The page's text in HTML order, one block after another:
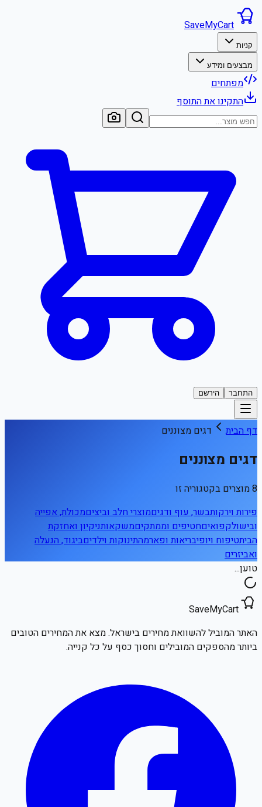
SaveMyCart
קניות
מבצעים ומידע
מפתחים
התקינו את התוסף
התחבר הירשם
דף הבית דגים מצוננים
דגים מצוננים
8 מוצרים בקטגוריה זו
פירות וירקותבשר, עוף ודגיםמוצרי חלב וביציםמכולת, אפייה
ובישולקפואיםחטיפים וממתקיםמשקאותניקיון ואחזקת
הביתטיפוח ויופיבריאות ופארמהתינוקות וילדיםביגוד, הנעלה
ואביזרים
טוען...
SaveMyCart
האתר המוביל להשוואת מחירים בישראל. מצא את המחירים הטובים
ביותר מהספקים המובילים וחסוך כסף על כל קנייה.